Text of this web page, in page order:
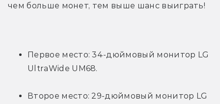
чем больше монет, тем выше шанс выиграть!
Первое место: 34-дюймовый монитор LG
UltraWide UM68.
Второе место: 29-дюймовый монитор LG